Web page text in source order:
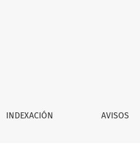
2020) de Dayna Díaz Uribe
INDEXACIÓN AVISOS